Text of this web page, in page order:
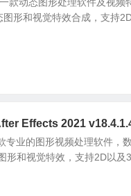
形和视觉特效合成，支持2D
Effects 2021
专业的图形视频处理软件，
形和视觉特效，支持2D以及